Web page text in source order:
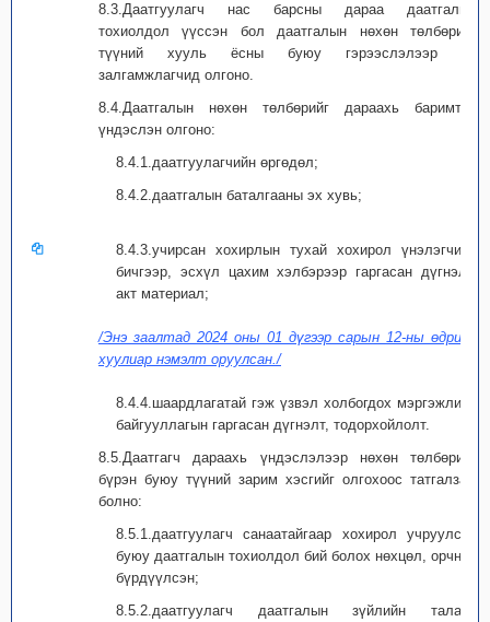
8.3.Даатгуулагч нас барсны дараа даатгалын
тохиолдол үүссэн бол даатгалын нөхөн төлбөрийг
түүний хууль ёсны буюу гэрээслэлээр өв
залгамжлагчид олгоно.
8.4.Даатгалын нөхөн төлбөрийг дараахь баримтыг
үндэслэн олгоно:
8.4.1.даатгуулагчийн өргөдөл;
8.4.2.даатгалын баталгааны эх хувь;
8.4.3.учирсан хохирлын тухай хохирол үнэлэгчийн
бичгээр, эсхүл цахим хэлбэрээр гаргасан дүгнэлт,
акт материал;
/Энэ заалтад 2024 оны 01 дүгээр сарын 12-ны өдрийн
хуулиар нэмэлт оруулсан./
8.4.4.шаардлагатай гэж үзвэл холбогдох мэргэжлийн
байгууллагын гаргасан дүгнэлт, тодорхойлолт.
8.5.Даатгагч дараахь үндэслэлээр нөхөн төлбөрийг
бүрэн буюу түүний зарим хэсгийг олгохоос татгалзаж
болно:
8.5.1.даатгуулагч санаатайгаар хохирол учруулсан
буюу даатгалын тохиолдол бий болох нөхцөл, орчныг
бүрдүүлсэн;
8.5.2.даатгуулагч даатгалын зүйлийн талаар